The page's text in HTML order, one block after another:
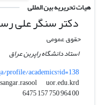
هیات تحریریه بین المللی
دکتر سنگر علی
حقوق عمومی
استاد دانشگاه راپربن عراق
profile/academics?id=138
sangar.rasool
uor.edu.krd
00 964 750 157 6475